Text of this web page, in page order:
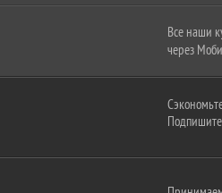
Все наши
через